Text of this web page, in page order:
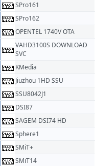
SPro161
SPro162
OPENTEL 1740V OTA
VAHD3100S DOWNLOAD
SVC
KMedia
Jiuzhou 1HD SSU
SSU8042J1
DSI87
SAGEM DSI74 HD
Sphere1
SMiT+
SMiT14